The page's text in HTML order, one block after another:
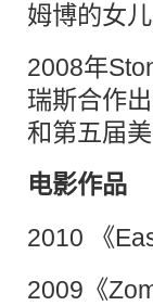
姆博的女
2008年
瑞斯合作
和第五届
电影作品
2010 《
2009《